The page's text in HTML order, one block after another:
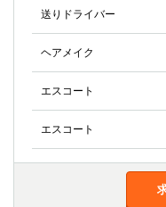
送りドライバー
ヘアメイク
エスコート
エスコート
荻窪
新小岩
湯島
市川
五井